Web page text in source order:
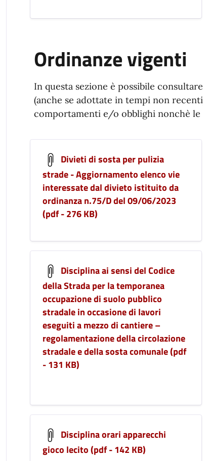
Ordinanze vigenti
In questa sezione è possibile
(anche se adottate in tempi non
comportamenti e/o obblighi nonchè le
Divieti di sosta per pulizia
strade - Aggiornamento elenco vie
interessate dal divieto istituito da
ordinanza n.75/D del 09/06/2023
(pdf - 276 KB)
Disciplina ai sensi del Codice
della Strada per la temporanea
occupazione di suolo pubblico
stradale in occasione di lavori
eseguiti a mezzo di cantiere –
regolamentazione della circolazione
stradale e della sosta comunale (pdf
- 131 KB)
Disciplina orari apparecchi
gioco lecito (pdf - 142 KB)